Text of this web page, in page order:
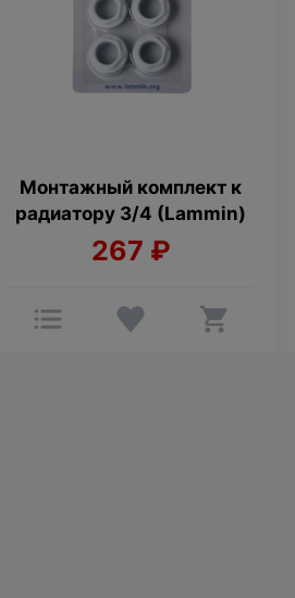
Монтажный комплект к
радиатору 3/4 (Lammin)
267 ₽